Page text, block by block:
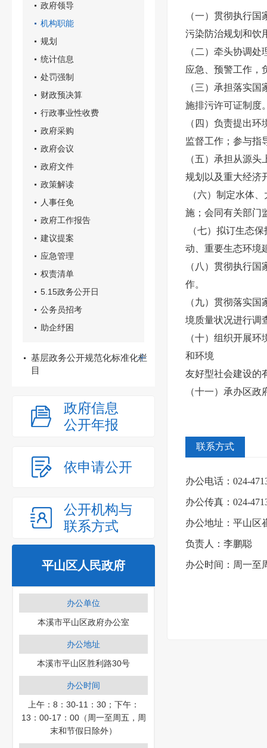
政府领导
机构职能
规划
统计信息
处罚强制
财政预决算
行政事业性收费
政府采购
政府会议
政府文件
政策解读
人事任免
政府工作报告
建议提案
应急管理
权责清单
5.15政务公开日
公务员招考
助企纾困
基层政务公开规范化标准化栏
目
政府信息
公开年报
依申请公开
公开机构与
联系方式
平山区人民政府
办公单位
本溪市平山区政府办公室
办公地址
本溪市平山区胜利路30号
办公时间
上午：8：30-11：30；下午：
13：00-17：00（周一至周五，周
末和节假日除外）
（一）贯彻执行
污染防治规划和饮
（二）牵头协调
应急、预警工作，
（三）承担落实
施排污许可证制度
（四）负责提出
监督工作；参与指
（五）承担从源
规划以及重大经济
（六）制定水体
施；会同有关部门
（七）拟订生态
动、重要生态环境
（八）贯彻执行
作。
（九）贯彻落实
境质量状况进行调
（十）组织开展
和环境
友好型社会建设的
（十一）承办区
联系方式
办公电话：024-
办公传真：024-
办公地址：平山区
负责人：李鹏聪
办公时间： 周一至